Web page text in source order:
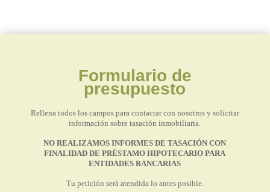
Formulario de
presupuesto
Rellena todos los campos para contactar con nosotros y solicitar
información sobre tasación inmobiliaria.
NO REALIZAMOS INFORMES DE TASACIÓN CON
FINALIDAD DE PRÉSTAMO HIPOTECARIO PARA
ENTIDADES BANCARIAS
Tu petición será atendida lo antes posible.